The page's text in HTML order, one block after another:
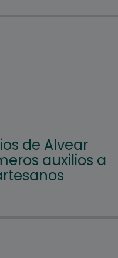
de Alvear
auxilios a